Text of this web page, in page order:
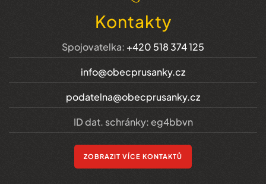
Kontakty
Spojovatelka: +420 518 374 125
info@obecprusanky.cz
podatelna@obecprusanky.cz
ID dat. schránky: eg4bbvn
ZOBRAZIT VÍCE KONTAKTŮ